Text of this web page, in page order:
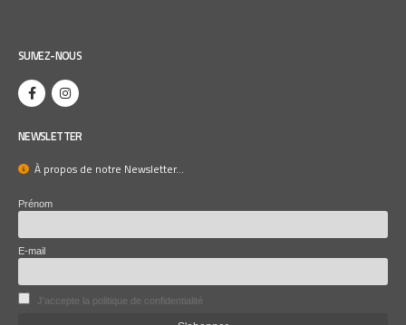
SUIVEZ-NOUS
NEWSLETTER
À propos de notre Newsletter...
Prénom
E-mail
J'accepte la politique de confidentialité